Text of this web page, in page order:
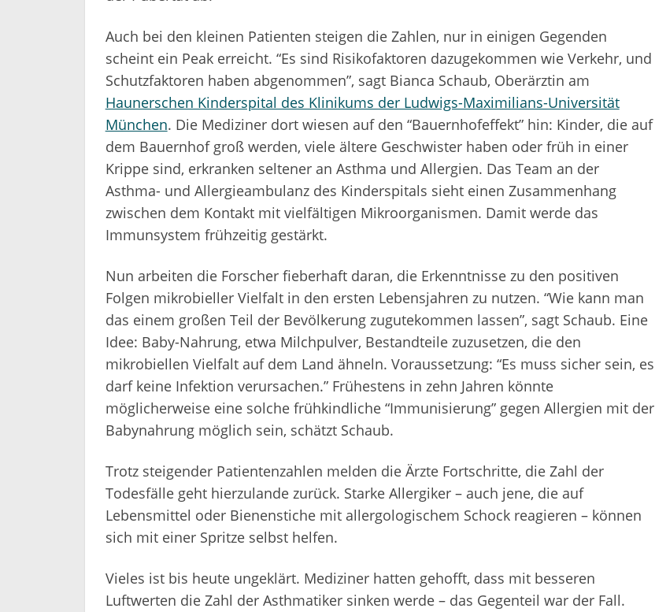
Auch bei den kleinen Patienten steigen die Zahlen, nur in einigen Gegenden
scheint ein Peak erreicht. “Es sind Risikofaktoren dazugekommen wie Verkehr, und
Schutzfaktoren haben abgenommen”, sagt Bianca Schaub, Oberärztin am
Haunerschen Kinderspital des Klinikums der Ludwigs-Maximilians-Universität
München. Die Mediziner dort wiesen auf den “Bauernhofeffekt” hin: Kinder, die auf
dem Bauernhof groß werden, viele ältere Geschwister haben oder früh in einer
Krippe sind, erkranken seltener an Asthma und Allergien. Das Team an der
Asthma- und Allergieambulanz des Kinderspitals sieht einen Zusammenhang
zwischen dem Kontakt mit vielfältigen Mikroorganismen. Damit werde das
Immunsystem frühzeitig gestärkt.
Nun arbeiten die Forscher fieberhaft daran, die Erkenntnisse zu den positiven
Folgen mikrobieller Vielfalt in den ersten Lebensjahren zu nutzen. “Wie kann man
das einem großen Teil der Bevölkerung zugutekommen lassen”, sagt Schaub. Eine
Idee: Baby-Nahrung, etwa Milchpulver, Bestandteile zuzusetzen, die den
mikrobiellen Vielfalt auf dem Land ähneln. Voraussetzung: “Es muss sicher sein, es
darf keine Infektion verursachen.” Frühestens in zehn Jahren könnte
möglicherweise eine solche frühkindliche “Immunisierung” gegen Allergien mit der
Babynahrung möglich sein, schätzt Schaub.
Trotz steigender Patientenzahlen melden die Ärzte Fortschritte, die Zahl der
Todesfälle geht hierzulande zurück. Starke Allergiker – auch jene, die auf
Lebensmittel oder Bienenstiche mit allergologischem Schock reagieren – können
sich mit einer Spritze selbst helfen.
Vieles ist bis heute ungeklärt. Mediziner hatten gehofft, dass mit besseren
Luftwerten die Zahl der Asthmatiker sinken werde – das Gegenteil war der Fall.